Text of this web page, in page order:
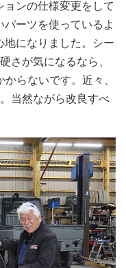
ンの仕様変更をして
ーツを使っているよ
地になりました。シー
さが気になるなら、
らないです。近々、
当然ながら改良すべ